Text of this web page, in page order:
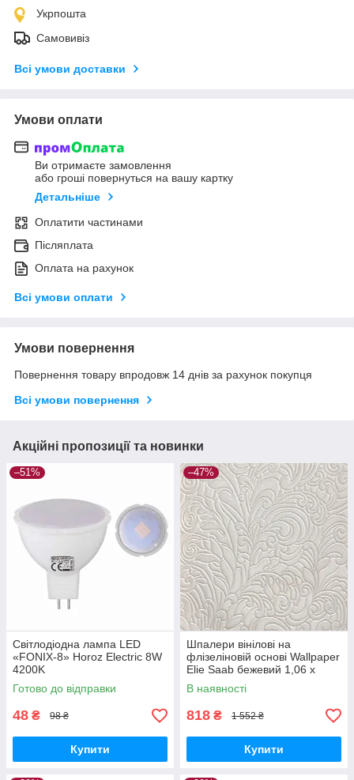
Укрпошта
Самовивіз
Всі умови доставки
Умови оплати
Ви отримаєте замовлення
або гроші повернуться на вашу картку
Детальніше
Оплатити частинами
Післяплата
Оплата на рахунок
Всі умови оплати
Умови повернення
Повернення товару впродовж 14 днів за рахунок покупця
Всі умови повернення
Акційні пропозиції та новинки
–51%
Світлодіодна лампа LED
«FONIX-8» Horoz Electric 8W
4200K
Готово до відправки
48 ₴ 98 ₴
Купити
–47%
Шпалери вінілові на
флізеліновій основі Wallpaper
Elie Saab бежевий 1,06 х
10,05м (Z64802)
В наявності
818 ₴ 1 552 ₴
Купити